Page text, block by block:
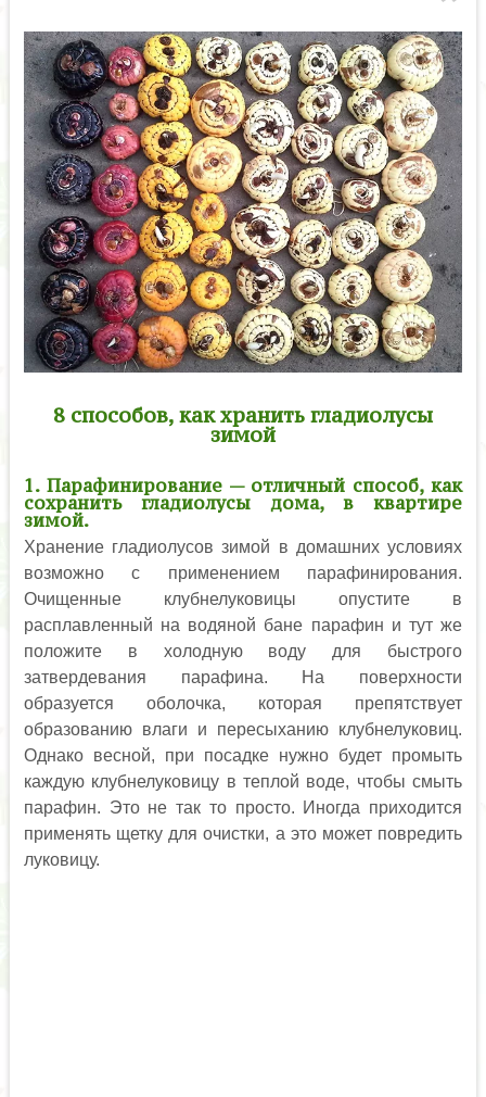
8 способов, как хранить гладиолусы
зимой
1. Парафинирование — отличный способ, как
сохранить гладиолусы дома, в квартире
зимой.
Хранение гладиолусов зимой в домашних условиях
возможно с применением парафинирования.
Очищенные клубнелуковицы опустите в
расплавленный на водяной бане парафин и тут же
положите в холодную воду для быстрого
затвердевания парафина. На поверхности
образуется оболочка, которая препятствует
образованию влаги и пересыханию клубнелуковиц.
Однако весной, при посадке нужно будет промыть
каждую клубнелуковицу в теплой воде, чтобы смыть
парафин. Это не так то просто. Иногда приходится
применять щетку для очистки, а это может повредить
луковицу.